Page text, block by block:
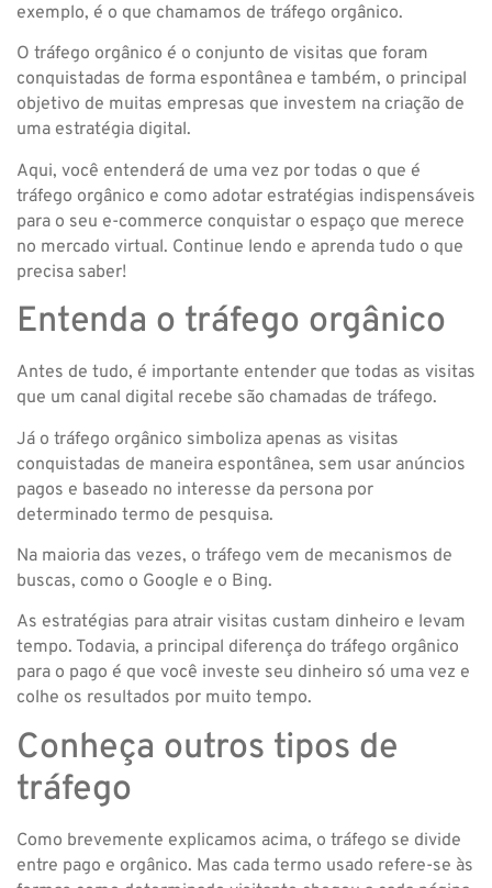
exemplo, é o que chamamos de tráfego orgânico.
O tráfego orgânico é o conjunto de visitas que foram
conquistadas de forma espontânea e também, o principal
objetivo de muitas empresas que investem na criação de
uma estratégia digital.
Aqui, você entenderá de uma vez por todas o que é
tráfego orgânico e como adotar estratégias indispensáveis
para o seu e-commerce conquistar o espaço que merece
no mercado virtual. Continue lendo e aprenda tudo o que
precisa saber!
Entenda o tráfego orgânico
Antes de tudo, é importante entender que todas as visitas
que um canal digital recebe são chamadas de tráfego.
Já o tráfego orgânico simboliza apenas as visitas
conquistadas de maneira espontânea, sem usar anúncios
pagos e baseado no interesse da persona por
determinado termo de pesquisa.
Na maioria das vezes, o tráfego vem de mecanismos de
buscas, como o Google e o Bing.
As estratégias para atrair visitas custam dinheiro e levam
tempo. Todavia, a principal diferença do tráfego orgânico
para o pago é que você investe seu dinheiro só uma vez e
colhe os resultados por muito tempo.
Conheça outros tipos de
tráfego
Como brevemente explicamos acima, o tráfego se divide
entre pago e orgânico. Mas cada termo usado refere-se às